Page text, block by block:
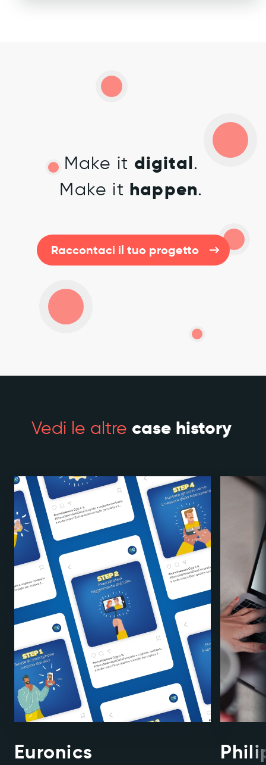
Make it digital.
Make it happen.
Raccontaci il tuo progetto
Vedi le altre case history
Euronics